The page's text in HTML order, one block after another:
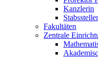
Kanzlerin
Fakultäten
Zentrale